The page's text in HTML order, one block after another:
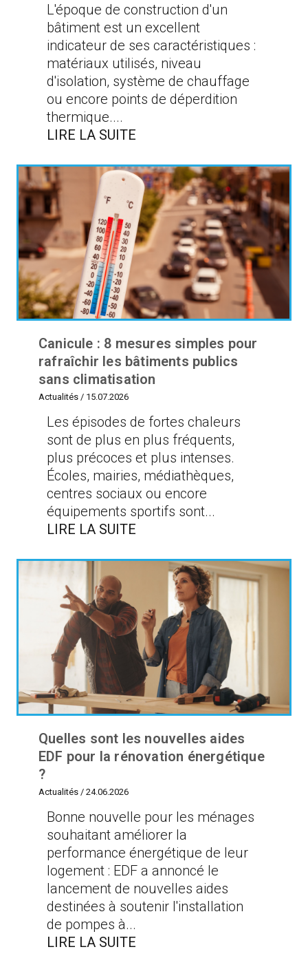
L'époque de construction d'un
bâtiment est un excellent
indicateur de ses caractéristiques :
matériaux utilisés, niveau
d'isolation, système de chauffage
ou encore points de déperdition
thermique....
LIRE LA SUITE
Canicule : 8 mesures simples pour
rafraîchir les bâtiments publics
sans climatisation
Actualités / 15.07.2026
Les épisodes de fortes chaleurs
sont de plus en plus fréquents,
plus précoces et plus intenses.
Écoles, mairies, médiathèques,
centres sociaux ou encore
équipements sportifs sont...
LIRE LA SUITE
Quelles sont les nouvelles aides
EDF pour la rénovation énergétique
?
Actualités / 24.06.2026
Bonne nouvelle pour les ménages
souhaitant améliorer la
performance énergétique de leur
logement : EDF a annoncé le
lancement de nouvelles aides
destinées à soutenir l'installation
de pompes à...
LIRE LA SUITE